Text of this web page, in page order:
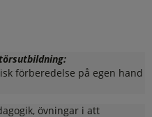
förberedelse på egen hand
övningar i att